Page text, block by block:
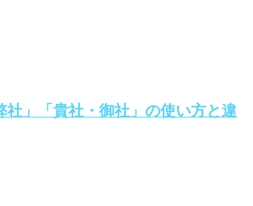
社」「貴社・御社」の使い方と違